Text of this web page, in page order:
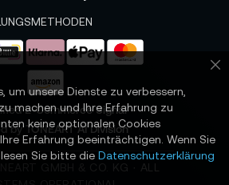
E-Commerce Signal –
by TONEART AI Division
GMBH & CO. KG · ALL
um unsere Dienste zu verbessern,
machen und Ihre Erfahrung zu
keine optionalen Cookies
Erfahrung beeinträchtigen. Wenn Sie
Sie bitte die Datenschutzerklärung